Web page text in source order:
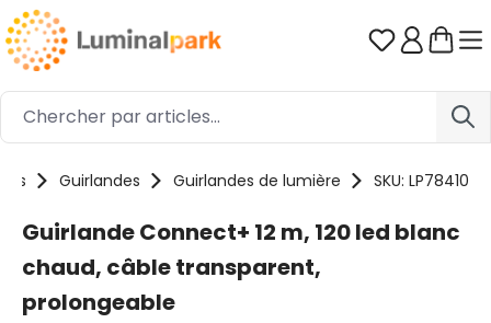
Passer au contenu principal Vous avez
Guirlandes Guirlandes de lumière SKU: LP78410
Guirlande Connect+ 12 m, 120 led blanc
chaud, câble transparent,
prolongeable